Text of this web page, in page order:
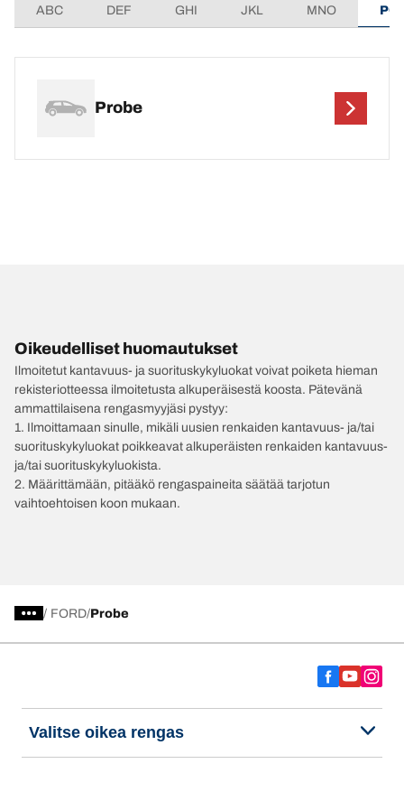
ABC DEF GHI JKL MNO
Probe
Oikeudelliset huomautukset
Ilmoitetut kantavuus- ja suorituskykyluokat voivat poiketa hieman
rekisteriotteessa ilmoitetusta alkuperäisestä koosta. Pätevänä
ammattilaisena rengasmyyjäsi pystyy:
1. Ilmoittamaan sinulle, mikäli uusien renkaiden kantavuus- ja/tai
suorituskykyluokat poikkeavat alkuperäisten renkaiden kantavuus-
ja/tai suorituskykyluokista.
2. Määrittämään, pitääkö rengaspaineita säätää tarjotun
vaihtoehtoisen koon mukaan.
/ FORD Probe
Valitse oikea rengas